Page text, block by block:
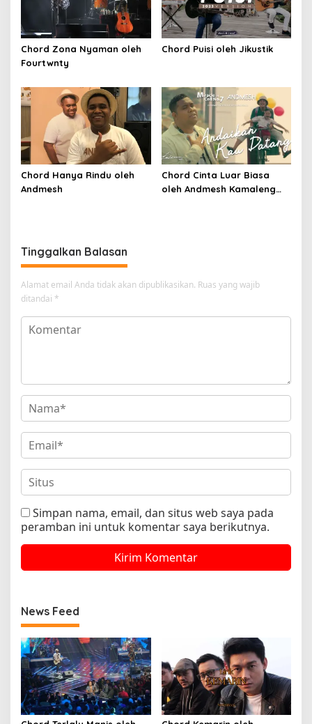
Chord Zona Nyaman oleh
Fourtwnty
Chord Puisi oleh Jikustik
Chord Hanya Rindu oleh
Andmesh
Chord Cinta Luar Biasa
oleh Andmesh Kamaleng
Tinggalkan Balasan
Alamat email Anda tidak akan dipublikasikan. Ruas yang wajib
ditandai *
Simpan nama, email, dan situs web saya pada
peramban ini untuk komentar saya berikutnya.
News Feed